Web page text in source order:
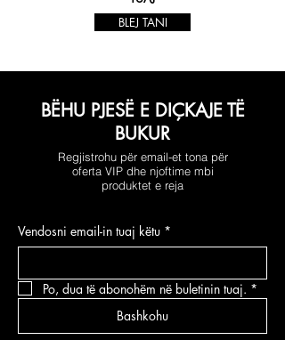
BLEJ TANI
BËHU PJESË E DIÇKAJE TË
BUKUR
Regjistrohu për email-et tona për
oferta VIP dhe njoftime mbi
produktet e reja
Vendosni email-in tuaj këtu *
Po, dua të abonohëm në buletinin tuaj. *
Bashkohu